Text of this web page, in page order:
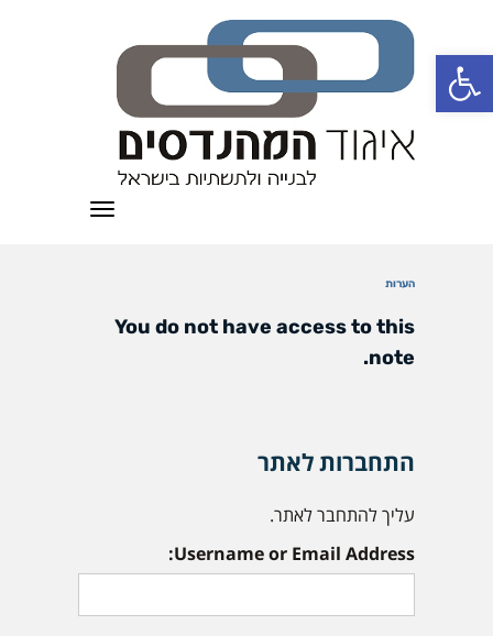
פתח סרגל נגישות
תפריט
הערות
You do not have access to this
note.
התחברות לאתר
עליך להתחבר לאתר.
Username or Email Address: